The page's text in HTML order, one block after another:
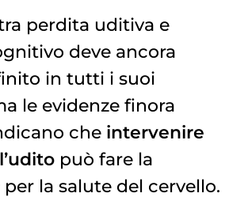
perdita uditiva e
deve ancora
in tutti i suoi
le evidenze finora
che intervenire
può fare la
la salute del cervello.